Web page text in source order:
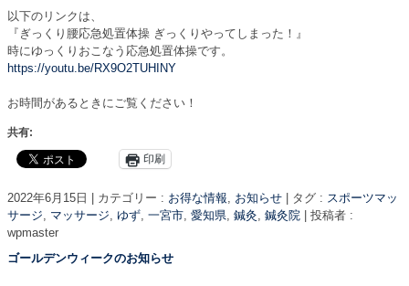
以下のリンクは、
『ぎっくり腰応急処置体操 ぎっくりやってしまった！』
時にゆっくりおこなう応急処置体操です。
https://youtu.be/RX9O2TUHINY
お時間があるときにご覧ください！
共有:
印刷
2022年6月15日 カテゴリー : お得な情報 お知らせ タグ : スポーツマッ
サージ
マッサージ ゆず 一宮市 愛知県 鍼灸 鍼灸院
投稿者 :
wpmaster
ゴールデンウィークのお知らせ